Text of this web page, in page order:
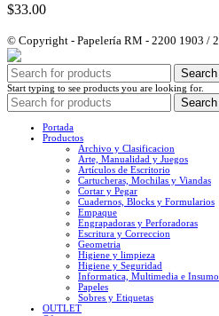
$33.00
© Copyright - Papelería RM - 2200 1903 /
Search
Start typing to see products you are looking for.
Search
Portada
Productos
Archivo y Clasificacion
Arte, Manualidad y Juegos
Artículos de Escritorio
Cartucheras, Mochilas y Viandas
Cortar y Pegar
Cuadernos, Blocks y Formularios
Empaque
Engrapadoras y Perforadoras
Escritura y Correccion
Geometria
Higiene y limpieza
Higiene y Seguridad
Informatica, Multimedia e
Papeles
Sobres y Etiquetas
OUTLET